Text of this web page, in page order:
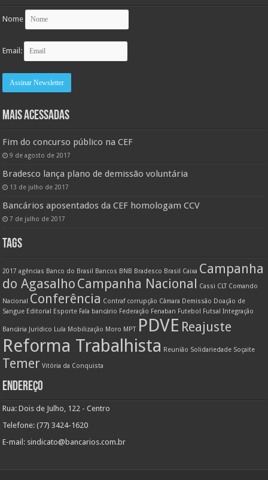
Nome
Email:
MAIS ACESSADAS
Fim do concurso público na CEF
9 de agosto de 2017
Bradesco lança plano de demissão voluntária
13 de julho de 2017
Bancários aposentados da CEF homologam CCV
7 de julho de 2017
TAGS
2017 agências Banco do Brasil Bancos BNB Bradesco Brasil Caixa Campanha
do Agasalho Campanha Nacional Cassi CLT Comando
Nacional Conferência Contraf corrupção Câmara Demissão Doação de
Sangue Editorial Esporte Fala bancário Federação Fenaban Futebol Futsal Integração
Bancária Jurídico Lula Mobilização Moro MPT PDVE Reajuste
Reforma Trabalhista Reunião Solidariedade Soçaite
Temer Vitória da Conquista
ENDEREÇO
Rua: Dois de Julho, 122 - Centro
Telefone: (77) 3424-1620
E-mail: sindicato@bancarios.com.br